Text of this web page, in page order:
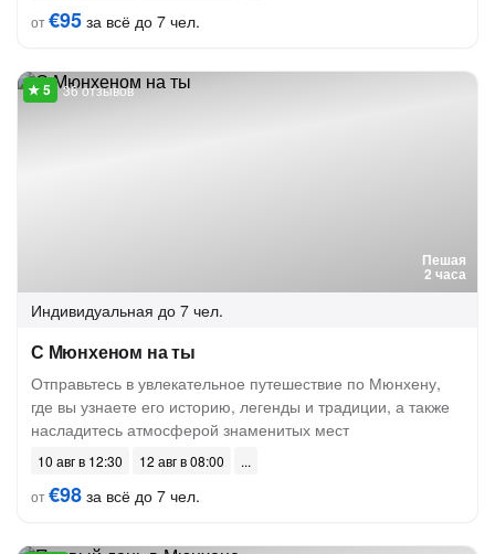
от€95 за всё до 7 чел.
Пешая
2 часа
36 отзывов
Индивидуальная до 7 чел.
С Мюнхеном на ты
Отправьтесь в увлекательное путешествие по Мюнхену,
где вы узнаете его историю, легенды и традиции, а также
насладитесь атмосферой знаменитых мест
10 авг в 12:30
12 авг в 08:00
от€98 за всё до 7 чел.